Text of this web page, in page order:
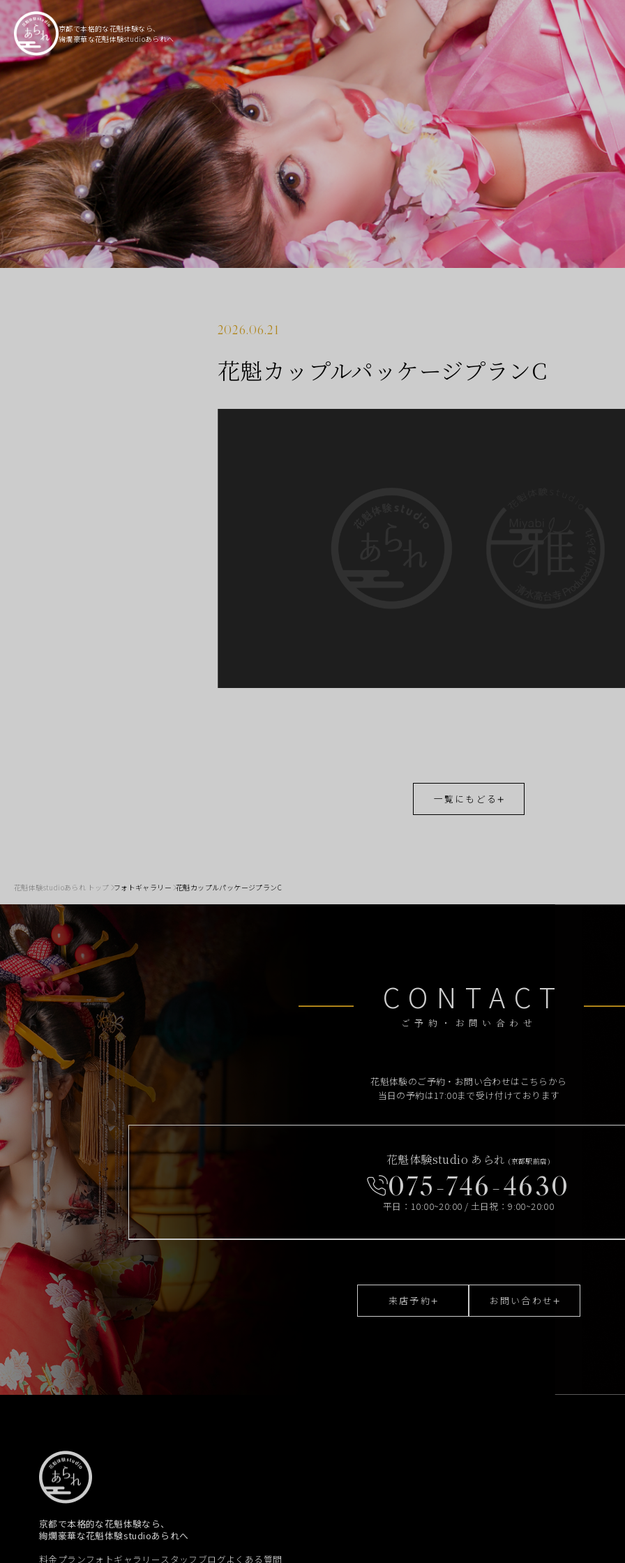
京都で本格的な花魁体験なら、
絢爛豪華な花魁体験studioあられへ
2026.06.21
花魁カップルパッケージプランC
一覧にもどる
花魁体験studioあられ トップ フォトギャラリー 花魁カップルパッケージプランC
CONTACT
ご予約・お問い合わせ
花魁体験のご予約・お問い合わせはこちらから
当日の予約は17:00まで受け付けております
花魁体験studio あられ (京都駅前店)
075-746-4630
平日：10:00~20:00 / 土日祝：9:00~20:00
来店予約 お問い合わせ
京都で本格的な花魁体験なら、
絢爛豪華な花魁体験studioあられへ
料金プランフォトギャラリースタッフブログよくある質問